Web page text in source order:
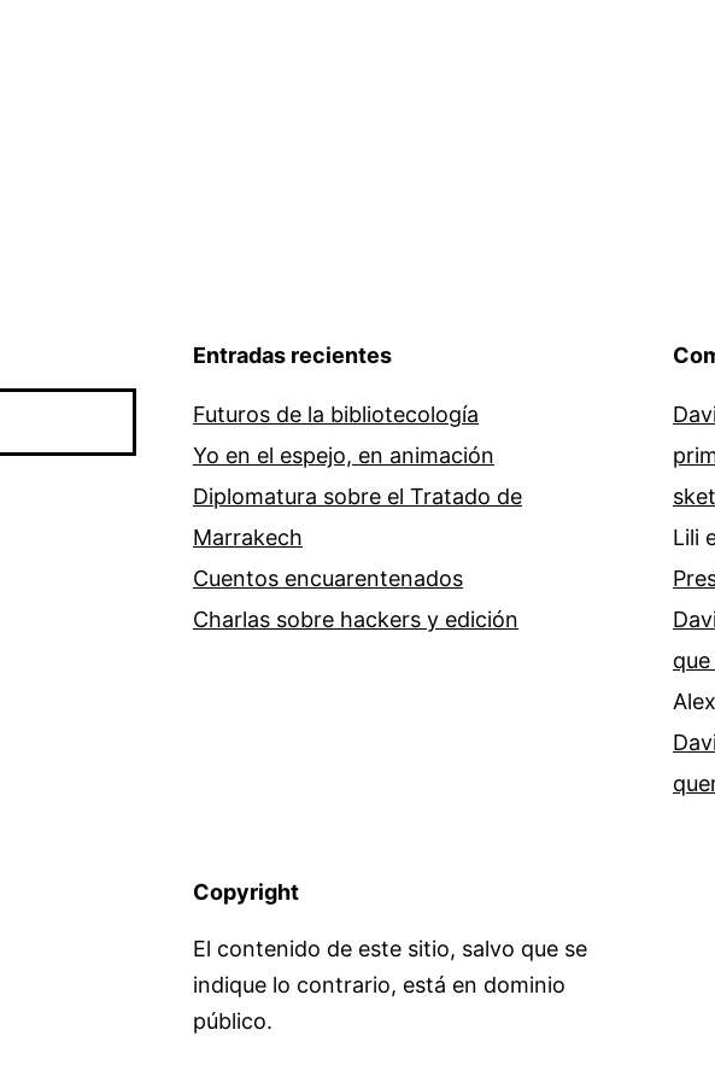
Entradas recientes
Futuros de la bibliotecología
Yo en el espejo, en animación
Diplomatura sobre el Tratado de
Marrakech
Cuentos encuarentenados
Charlas sobre hackers y edición
Lili
Alex
Copyright
El contenido de este sitio, salvo que se
indique lo contrario, está en dominio
público.